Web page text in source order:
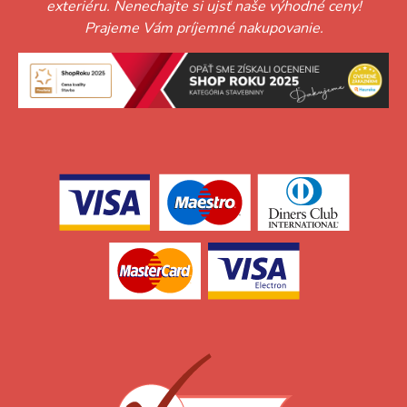
exteriéru. Nenechajte si ujsť naše výhodné ceny!
Prajeme Vám príjemné nakupovanie.